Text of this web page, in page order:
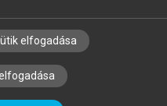
KÖNYVTÁROSOKNAK
ALAPELVEK
elfogadása